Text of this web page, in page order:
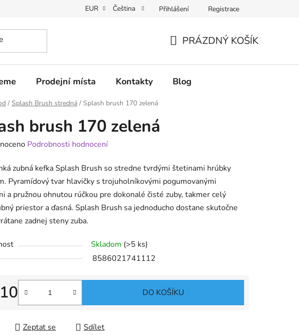
EUR Čeština Přihlášení Registrace
KOŠÍK
PRÁZDNÝ KOŠÍK
Prodejní místa Kontakty Blog
/ Splash Brush stredná / Splash brush 170 zelená
brush 170 zelená
Podrobnosti hodnocení
zubná kefka Splash Brush so stredne tvrdými štetinami hrúbky
Pyramídový tvar hlavičky s trojuholníkovými pogumovanými
a pružnou ohnutou rúčkou pre dokonalé čisté zuby, takmer celý
priestor a ďasná. Splash Brush sa jednoducho dostane skutočne
zadnej steny zuba.
Skladom (>5 ks)
8586021741112
cena:
DO KOŠÍKU
Zeptat se Sdílet